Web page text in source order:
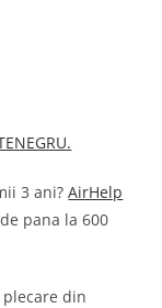
3 ani?AirHelp
pana la 600
din